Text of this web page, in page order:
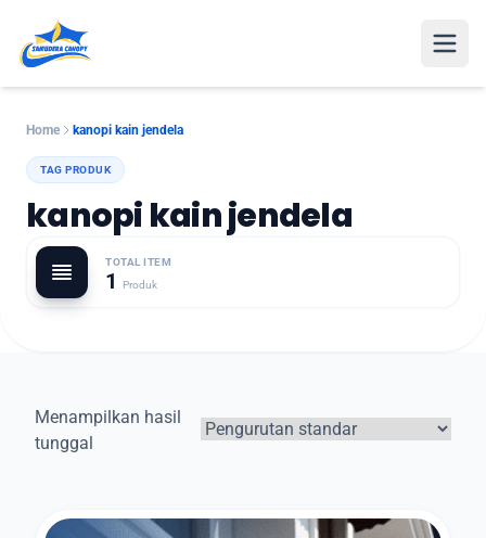
Home kanopi kain jendela
TAG PRODUK
kanopi kain jendela
TOTAL ITEM
1 Produk
Menampilkan hasil
tunggal